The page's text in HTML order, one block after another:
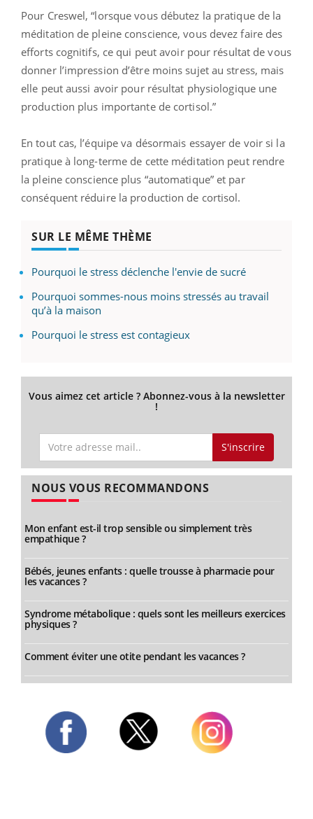
Pour Creswel, “lorsque vous débutez la pratique de la
méditation de pleine conscience, vous devez faire des
efforts cognitifs, ce qui peut avoir pour résultat de vous
donner l’impression d’être moins sujet au stress, mais
elle peut aussi avoir pour résultat physiologique une
production plus importante de cortisol.”
En tout cas, l’équipe va désormais essayer de voir si la
pratique à long-terme de cette méditation peut rendre
la pleine conscience plus “automatique” et par
conséquent réduire la production de cortisol.
SUR LE MÊME THÈME
Pourquoi le stress déclenche l'envie de sucré
Pourquoi sommes-nous moins stressés au travail
qu’à la maison
Pourquoi le stress est contagieux
Vous aimez cet article ? Abonnez-vous à la newsletter
!
S'inscrire
NOUS VOUS RECOMMANDONS
Mon enfant est-il trop sensible ou simplement très
empathique ?
Bébés, jeunes enfants : quelle trousse à pharmacie pour
les vacances ?
Syndrome métabolique : quels sont les meilleurs exercices
physiques ?
Comment éviter une otite pendant les vacances ?